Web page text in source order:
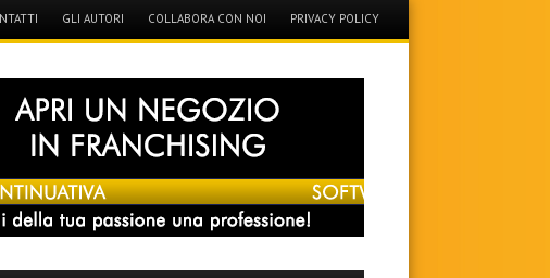
GLI AUTORI COLLABORA CON NOI PRIVACY POLICY